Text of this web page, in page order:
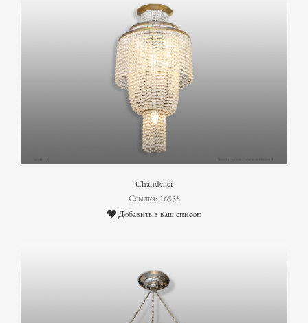
Chandelier
Ссылка: 16538
Добавить в ваш список